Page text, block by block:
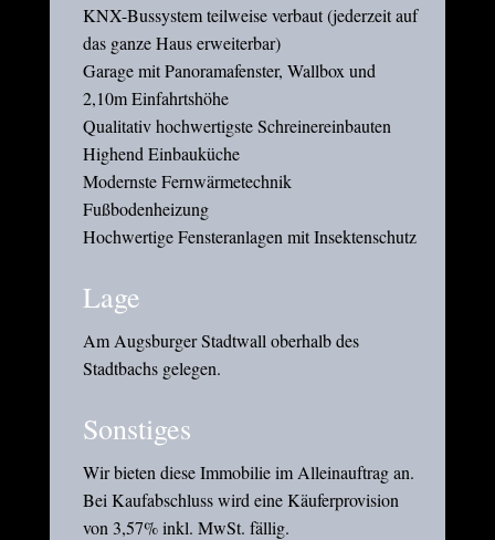
KNX-Bussystem teilweise verbaut (jederzeit auf
das ganze Haus erweiterbar)
Garage mit Panoramafenster, Wallbox und
2,10m Einfahrtshöhe
Qualitativ hochwertigste Schreinereinbauten
Highend Einbauküche
Modernste Fernwärmetechnik
Fußbodenheizung
Hochwertige Fensteranlagen mit Insektenschutz
Lage
Am Augsburger Stadtwall oberhalb des
Stadtbachs gelegen.
Sonstiges
Wir bieten diese Immobilie im Alleinauftrag an.
Bei Kaufabschluss wird eine Käuferprovision
von 3,57% inkl. MwSt. fällig.